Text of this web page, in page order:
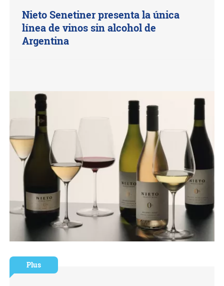
Nieto Senetiner presenta la única
línea de vinos sin alcohol de
Argentina
Plus